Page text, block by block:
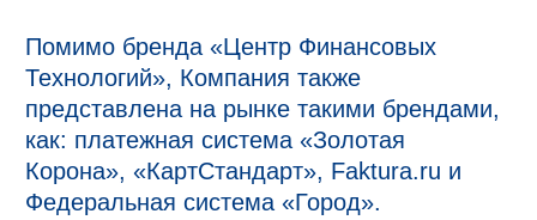
Помимо бренда «Центр Финансовых
Технологий», Компания также
представлена на рынке такими брендами,
как: платежная система «Золотая
Корона», «КартСтандарт», Faktura.ru и
Федеральная система «Город».